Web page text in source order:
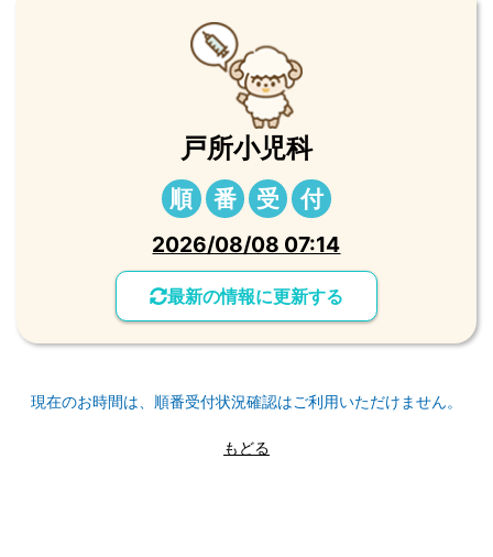
戸所小児科
順 番 受 付
2026/08/08 07:14
最新の情報に更新する
現在のお時間は、順番受付状況確認はご利用いただけません。
もどる